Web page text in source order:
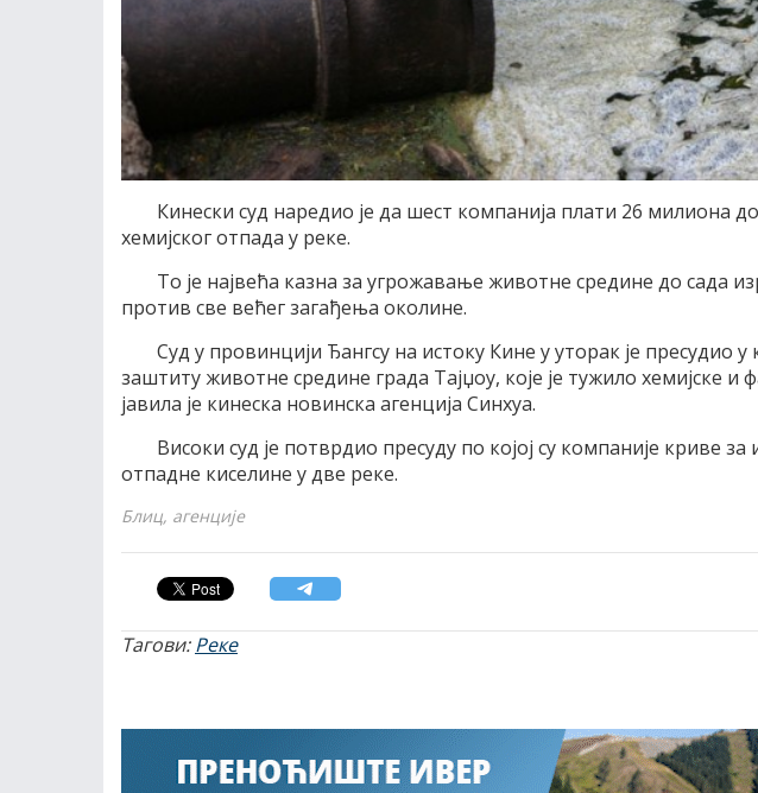
Кинески суд наредио је да шест компанија плати 26 милиона
хемијског отпада у реке.
То је највећа казна за угрожавање животне средине до сада
против све већег загађења околине.
Суд у провинцији Ђангсу на истоку Кине у уторак је пресудио
заштиту животне средине града Тајџоу, које је тужило хемијске и
јавила је кинеска новинска агенција Синхуа.
Високи суд је потврдио пресуду по којој су компаније криве
отпадне киселине у две реке.
Блиц, агенције
Тагови:Реке